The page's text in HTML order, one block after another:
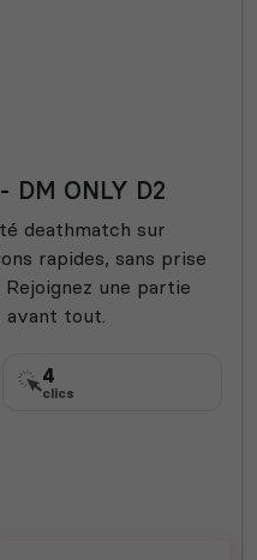
DM ONLY D2
deathmatch sur
rapides, sans prise
une partie
avant tout.
4
clics